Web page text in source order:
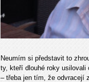
Neumím si představit to
ty, kteří dlouhé roky
– třeba jen tím, že odvracejí